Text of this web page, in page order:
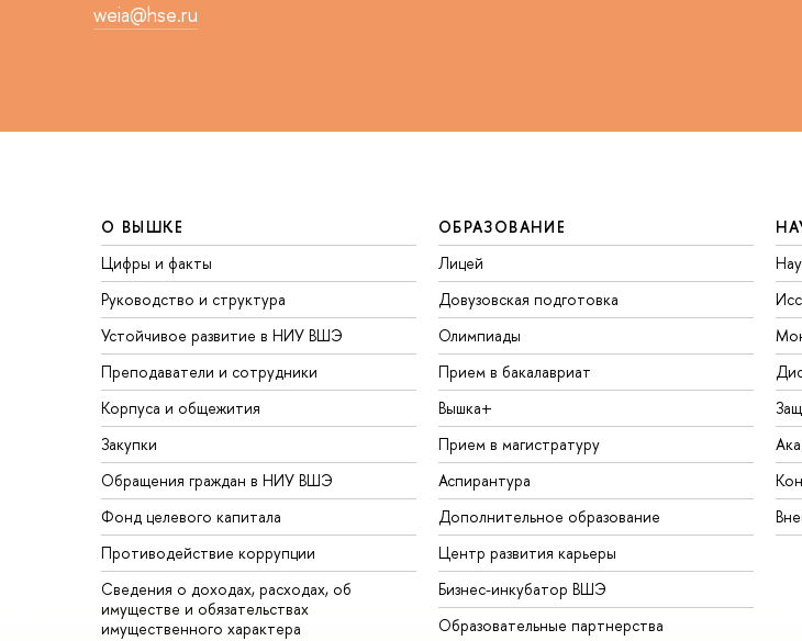
weia@hse.ru
О ВЫШКЕ
Цифры и факты
Руководство и структура
Устойчивое развитие в НИУ ВШЭ
Преподаватели и сотрудники
Корпуса и общежития
Закупки
Обращения граждан в НИУ ВШЭ
Фонд целевого капитала
Противодействие коррупции
Сведения о доходах, расходах, об
имуществе и обязательствах
имущественного характера
ОБРАЗОВАНИЕ
Лицей
Довузовская подготовка
Олимпиады
Прием в бакалавриат
Вышка+
Прием в магистратуру
Аспирантура
Дополнительное образование
Центр развития карьеры
Бизнес-инкубатор ВШЭ
Образовательные партнерства